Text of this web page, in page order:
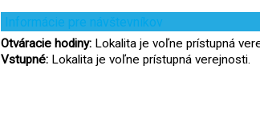
Informácie pre návštevníkov
Otváracie hodiny: Lokalita je voľne prístupná
Vstupné: Lokalita je voľne prístupná verejnosti.